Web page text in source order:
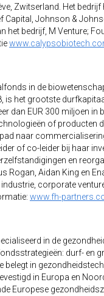
Zwitserland. Het bedrijf
Johnson &
het bedrijf, M Venture;
in de
is het grootste
dan EUR 300 miljoen in
of producten
naar
of co-leider bij haar
en
Rogan, Aidan King en
corporate
www.fh-
in de
durf- en
in
in Europa en
Europese